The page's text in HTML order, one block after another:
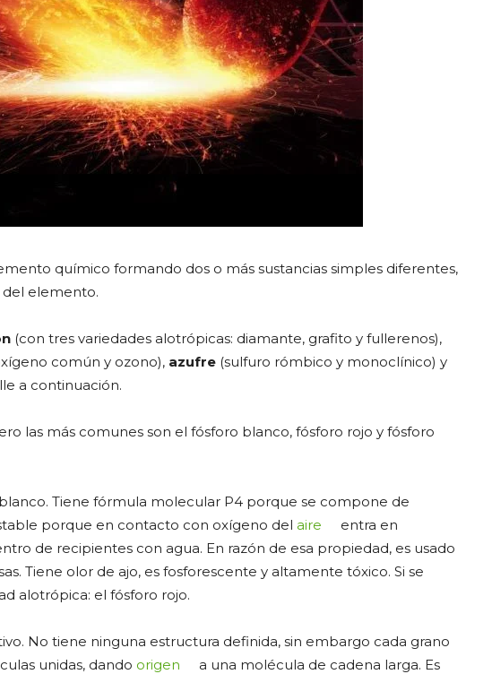
químico formando dos o más sustancias simples diferentes,
del elemento.
(con tres variedades alotrópicas: diamante, grafito y fullerenos),
común y ozono), azufre (sulfuro rómbico y monoclínico) y
a continuación.
las más comunes son el fósforo blanco, fósforo rojo y fósforo
Tiene fórmula molecular P4 porque se compone de
porque en contacto con oxígeno del aire
entra en
de recipientes con agua. En razón de esa propiedad, es usado
Tiene olor de ajo, es fosforescente y altamente tóxico. Si se
alotrópica: el fósforo rojo.
No tiene ninguna estructura definida, sin embargo cada grano
unidas, dando origen
a una molécula de cadena larga. Es